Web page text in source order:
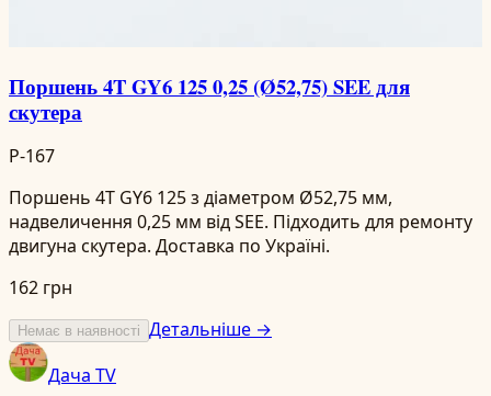
Поршень 4T GY6 125 0,25 (Ø52,75) SEE для
скутера
P-167
Поршень 4T GY6 125 з діаметром Ø52,75 мм,
надвеличення 0,25 мм від SEE. Підходить для ремонту
двигуна скутера. Доставка по Україні.
162 грн
Немає в наявності Детальніше →
Дача TV